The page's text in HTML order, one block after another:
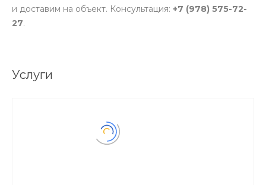
и доставим на объект. Консультация: +7 (978) 575-72-
27.
Услуги